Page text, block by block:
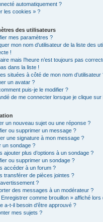
automatiquement ?
les cookies » ?
des utilisateurs
mes paramètres ?
mon nom d’utilisateur de la liste des
!
mais l’heure n’est toujours pas
dans la liste !
situées à côté de mon nom d’utilisateur
un avatar ?
puis-je le modifier ?
de me connecter lorsque je clique
un nouveau sujet ou une réponse ?
ou supprimer un message ?
une signature à mon message ?
un sondage ?
ajouter plus d’options à un sondage ?
ou supprimer un sondage ?
accéder à un forum ?
transférer de pièces jointes ?
?
des messages à un modérateur ?
comme brouillon » affiché lors
a-t-il besoin d’être approuvé ?
mes sujets ?